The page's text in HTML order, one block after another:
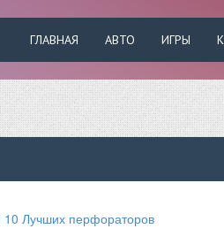
ГЛАВНАЯ АВТО ИГРЫ